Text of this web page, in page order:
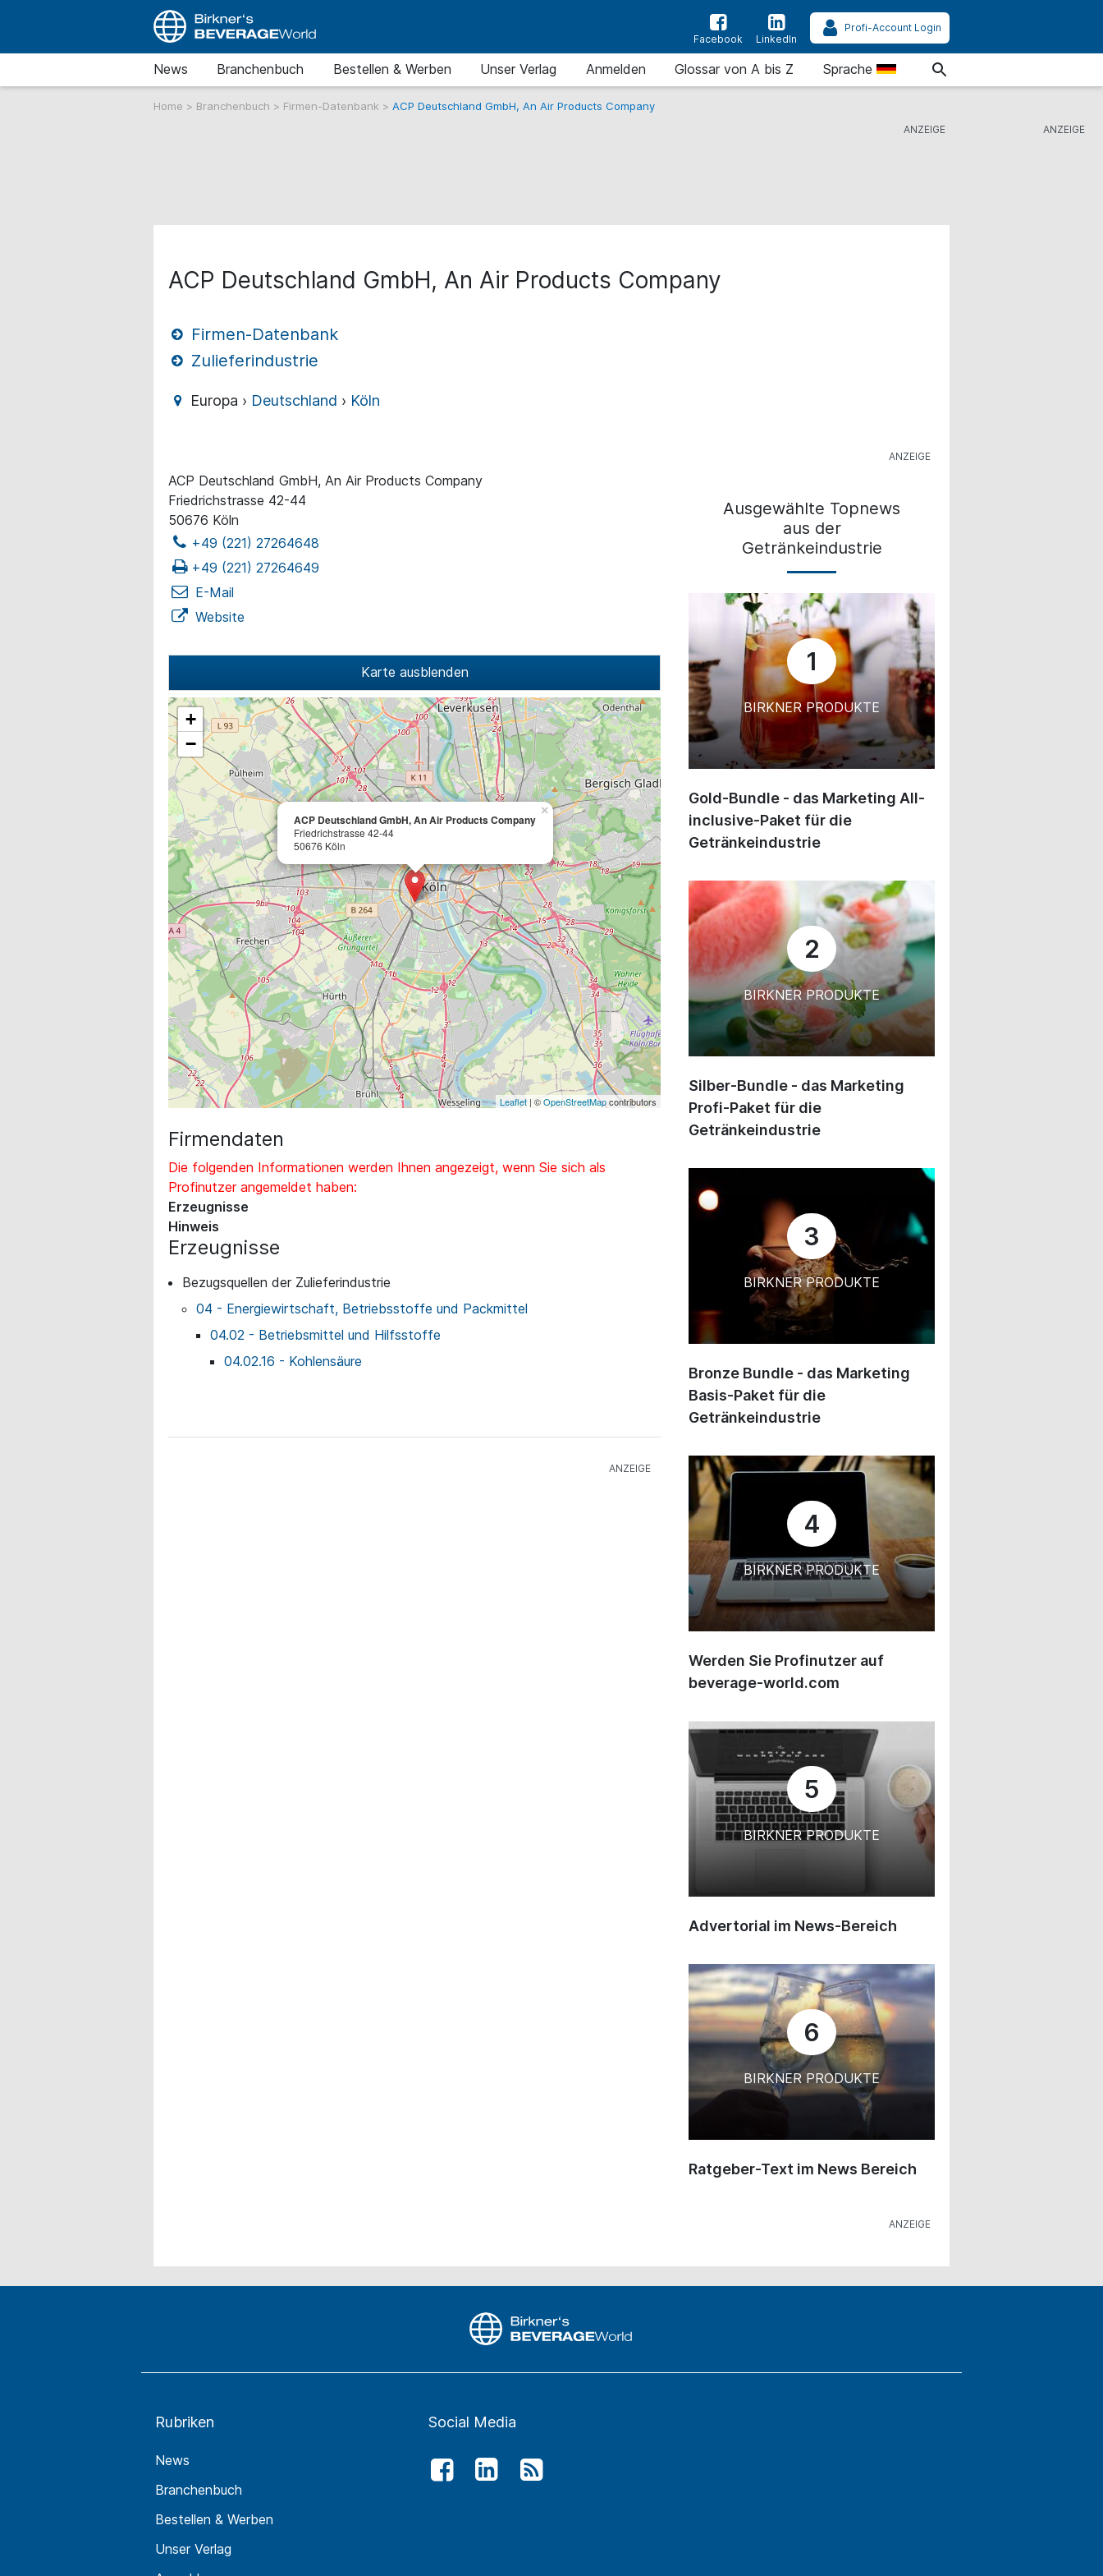
Facebook LinkedIn
Profi-Account Login
News Branchenbuch Bestellen & Werben Unser Verlag Anmelden Glossar von A bis Z Sprache
Home > Branchenbuch > Firmen-Datenbank > ACP Deutschland GmbH, An Air Products Company
ACP Deutschland GmbH, An Air Products Company
Firmen-Datenbank
Zulieferindustrie
Europa › Deutschland › Köln
ACP Deutschland GmbH, An Air Products Company
Friedrichstrasse 42-44
50676 Köln
+49 (221) 27264648
+49 (221) 27264649
E-Mail
Website
Karte ausblenden
ACP Deutschland GmbH, An Air Products Company
Friedrichstrasse 42-44
50676 Köln
×
+
−
Leaflet | ©OpenStreetMapcontributors
Firmendaten
Die folgenden Informationen werden Ihnen angezeigt, wenn Sie sich als
Profinutzer angemeldet haben:
Erzeugnisse
Hinweis
Erzeugnisse
Bezugsquellen der Zulieferindustrie
04 - Energiewirtschaft, Betriebsstoffe und Packmittel
04.02 - Betriebsmittel und Hilfsstoffe
04.02.16 - Kohlensäure
Ausgewählte Topnews
aus der
Getränkeindustrie
1
BIRKNER PRODUKTE
Gold-Bundle - das Marketing All-
inclusive-Paket für die
Getränkeindustrie
2
BIRKNER PRODUKTE
Silber-Bundle - das Marketing
Profi-Paket für die
Getränkeindustrie
3
BIRKNER PRODUKTE
Bronze Bundle - das Marketing
Basis-Paket für die
Getränkeindustrie
4
BIRKNER PRODUKTE
Werden Sie Profinutzer auf
beverage-world.com
5
BIRKNER PRODUKTE
Advertorial im News-Bereich
6
BIRKNER PRODUKTE
Ratgeber-Text im News Bereich
Rubriken
News
Branchenbuch
Bestellen & Werben
Unser Verlag
Social Media